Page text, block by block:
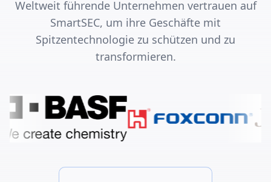
Weltweit führende Unternehmen vertrauen auf
SmartSEC, um ihre Geschäfte mit
Spitzentechnologie zu schützen und zu
transformieren.